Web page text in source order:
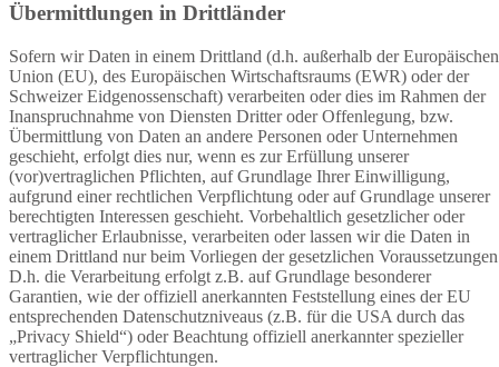
Übermittlungen in Drittländer
Sofern wir Daten in einem Drittland (d.h. außerhalb der Europäischen
Union (EU), des Europäischen Wirtschaftsraums (EWR) oder der
Schweizer Eidgenossenschaft) verarbeiten oder dies im Rahmen der
Inanspruchnahme von Diensten Dritter oder Offenlegung, bzw.
Übermittlung von Daten an andere Personen oder Unternehmen
geschieht, erfolgt dies nur, wenn es zur Erfüllung unserer
(vor)vertraglichen Pflichten, auf Grundlage Ihrer Einwilligung,
aufgrund einer rechtlichen Verpflichtung oder auf Grundlage unserer
berechtigten Interessen geschieht. Vorbehaltlich gesetzlicher oder
vertraglicher Erlaubnisse, verarbeiten oder lassen wir die Daten in
einem Drittland nur beim Vorliegen der gesetzlichen
D.h. die Verarbeitung erfolgt z.B. auf Grundlage besonderer
Garantien, wie der offiziell anerkannten Feststellung eines der EU
entsprechenden Datenschutzniveaus (z.B. für die USA durch das
„Privacy Shield“) oder Beachtung offiziell anerkannter spezieller
vertraglicher Verpflichtungen.